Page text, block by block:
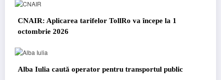
CNAIR: Aplicarea tarifelor TollRo va începe la 1
octombrie 2026
Alba Iulia caută operator pentru transportul public